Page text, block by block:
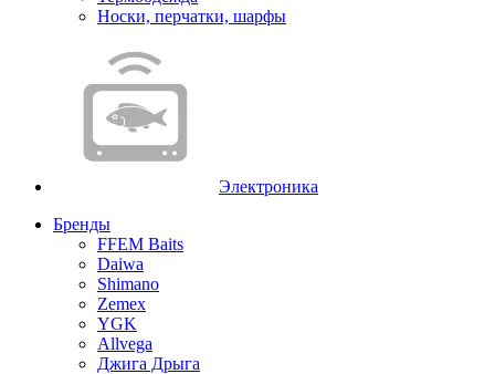
Носки, перчатки, шарфы
Электроника
Бренды
FFEM Baits
Daiwa
Shimano
Zemex
YGK
Allvega
Джига Дрыга